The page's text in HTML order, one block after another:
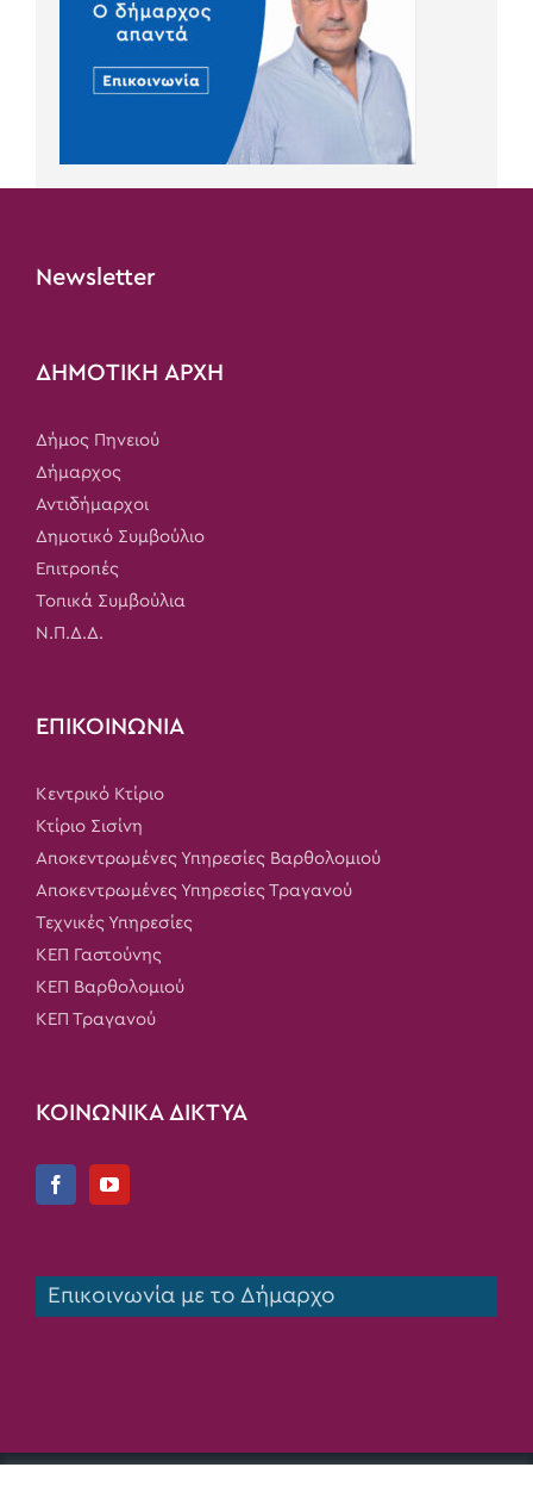
Newsletter
ΔΗΜΟΤΙΚΗ ΑΡΧΗ
Δήμος Πηνειού
Δήμαρχος
Αντιδήμαρχοι
Δημοτικό Συμβούλιο
Επιτροπές
Τοπικά Συμβούλια
Ν.Π.Δ.Δ.
ΕΠΙΚΟΙΝΩΝΙΑ
Κεντρικό Κτίριο
Κτίριο Σισίνη
Αποκεντρωμένες Υπηρεσίες Βαρθολομιού
Αποκεντρωμένες Υπηρεσίες Τραγανού
Τεχνικές Υπηρεσίες
ΚΕΠ Γαστούνης
ΚΕΠ Βαρθολομιού
ΚΕΠ Τραγανού
ΚΟΙΝΩΝΙΚΑ ΔΙΚΤΥΑ
Επικοινωνία με το Δήμαρχο